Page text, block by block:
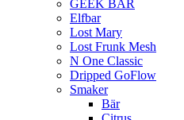
GEEK BAR
Elfbar
Lost Mary
Lost Frunk Mesh
N One Classic
Dripped GoFlow
Smaker
Bär